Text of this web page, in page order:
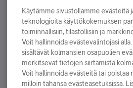
sähköpostiisi.
Tilaa nyt
Käytämme sivustollamme evästeitä
teknologioita käyttökokemuksen
toiminnallisiin, tilastollisiin ja
Voit hallinnoida evästevalintojasi
sisältävät kolmansien osapuolien
merkitsevät tietojen siirtämistä
Voit hallinnoida evästeitä tai poistaa
milloin tahansa evästeasetuksissa.